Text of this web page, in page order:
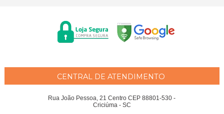
CENTRAL DE ATENDIMENTO
Rua João Pessoa, 21 Centro CEP 88801-530 -
Criciúma - SC